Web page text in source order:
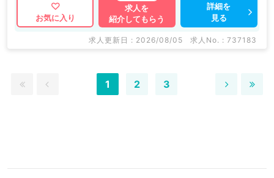
お気に入り
求人を
紹介してもらう
詳細を
見る
求人更新日 : 2026/08/05 求人No. : 737183
1 2 3